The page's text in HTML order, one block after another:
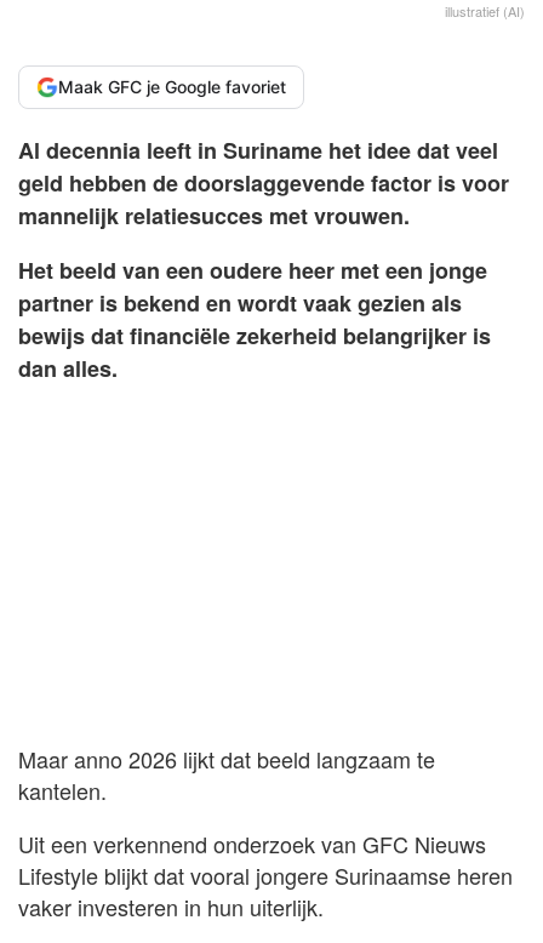
illustratief (AI)
Maak GFC je Google favoriet
Al decennia leeft in Suriname het idee dat veel
geld hebben de doorslaggevende factor is voor
mannelijk relatiesucces met vrouwen.
Het beeld van een oudere heer met een jonge
partner is bekend en wordt vaak gezien als
bewijs dat financiële zekerheid belangrijker is
dan alles.
Maar anno 2026 lijkt dat beeld langzaam te
kantelen.
Uit een verkennend onderzoek van GFC Nieuws
Lifestyle blijkt dat vooral jongere Surinaamse heren
vaker investeren in hun uiterlijk.